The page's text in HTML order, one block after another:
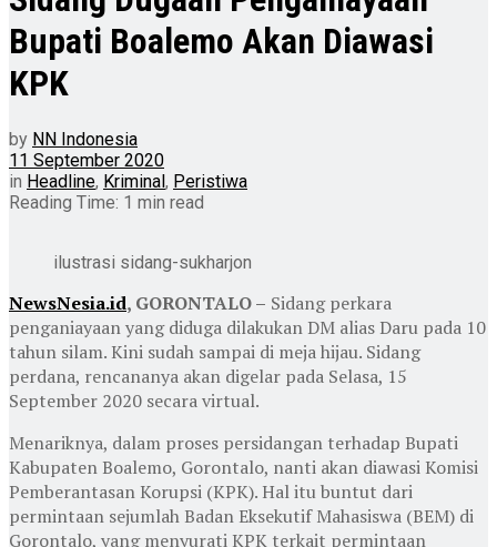
Bupati Boalemo Akan Diawasi
KPK
by NN Indonesia
11 September 2020
in Headline, Kriminal, Peristiwa
Reading Time: 1 min read
ilustrasi sidang-sukharjon
NewsNesia.id, GORONTALO – Sidang perkara
penganiayaan yang diduga dilakukan DM alias Daru pada 10
tahun silam. Kini sudah sampai di meja hijau. Sidang
perdana, rencananya akan digelar pada Selasa, 15
September 2020 secara virtual.
Menariknya, dalam proses persidangan terhadap Bupati
Kabupaten Boalemo, Gorontalo, nanti akan diawasi Komisi
Pemberantasan Korupsi (KPK). Hal itu buntut dari
permintaan sejumlah Badan Eksekutif Mahasiswa (BEM) di
Gorontalo, yang menyurati KPK terkait permintaan